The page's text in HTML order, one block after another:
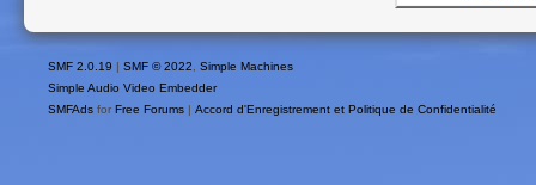
SMF 2.0.19 | SMF © 2022, Simple Machines
Simple Audio Video Embedder
SMFAds for Free Forums | Accord d'Enregistrement et Politique de Confidentialité